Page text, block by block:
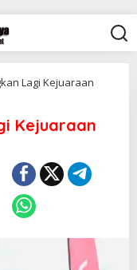
Lagi Kejuaraan
Kejuaraan